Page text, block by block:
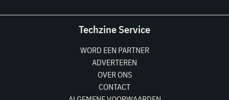
Techzine Service
WORD EEN PARTNER
ADVERTEREN
OVER ONS
CONTACT